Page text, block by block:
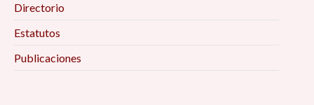
Directorio
Estatutos
Publicaciones